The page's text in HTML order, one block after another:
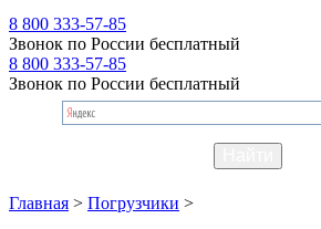
8 800 333-57-85
Звонок по России бесплатный
8 800 333-57-85
Звонок по России бесплатный
Главная > Погрузчики >